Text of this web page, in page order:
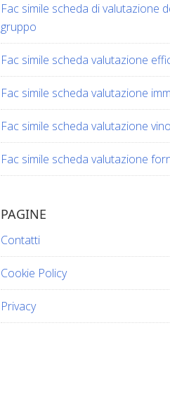
Fac simile scheda di valutazione
gruppo​​
Fac simile scheda valutazione
Fac simile scheda valutazione
Fac simile scheda valutazione vino​​​
Fac simile scheda valutazione
PAGINE
Contatti
Cookie Policy
Privacy